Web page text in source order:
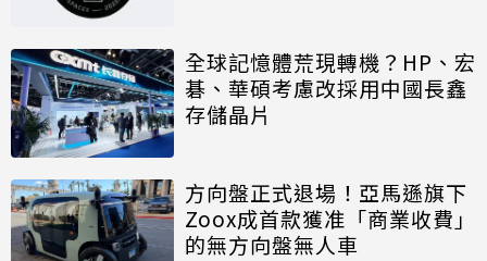
全球記憶體荒現轉機？HP、宏
碁、華碩考慮改採用中國長鑫
存儲晶片
方向盤正式退場！亞馬遜旗下
Zoox成首款獲准「商業收費」
的無方向盤無人車